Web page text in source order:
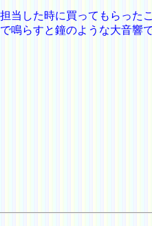
当した時に買ってもらった
鳴らすと鐘のような大音響